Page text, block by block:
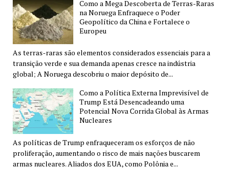
Como a Mega Descoberta de Terras-Raras
na Noruega Enfraquece o Poder
Geopolítico da China e Fortalece o
Europeu
As terras-raras são elementos considerados essenciais para a
transição verde e sua demanda apenas cresce na indústria
global; A Noruega descobriu o maior depósito de...
Como a Política Externa Imprevisível de
Trump Está Desencadeando uma
Potencial Nova Corrida Global às Armas
Nucleares
As políticas de Trump enfraqueceram os esforços de não
proliferação, aumentando o risco de mais nações buscarem
armas nucleares. Aliados dos EUA, como Polônia e...